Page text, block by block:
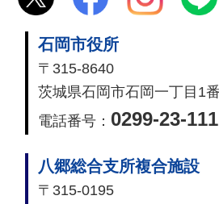
石岡市役所
〒315-8640
茨城県石岡市石岡一丁目1
電話番号： 0299-23-
八郷総合支所複合施設
〒315-0195